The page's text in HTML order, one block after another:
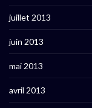
juillet 2013
juin 2013
mai 2013
avril 2013